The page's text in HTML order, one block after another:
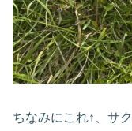
ちなみにこれ↑、サ